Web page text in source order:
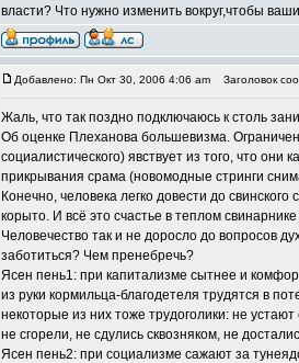
власти? Что нужно изменить вокруг,чтобы
Добавлено: Пн Окт 30, 2006 4:06 am Заголовок
Жаль, что так поздно подключаюсь к столь
Об оценке Плеханова большевизма.
социалистического) явствует из того, что
прикрывания срама (новомодные стринги
Конечно, человека легко довести до
корыто. И всё это счастье в теплом
Человечество так и не доросло до вопросов
заботиться? Чем пренебречь?
Ясен пень1: при капитализме сытнее и
из руки кормильца-благодетеля трудятся в
некоторые из них тоже трудоголики: не
не сгорели, не сдулись сквозняком, не
Ясен пень2: при социализме сажают за